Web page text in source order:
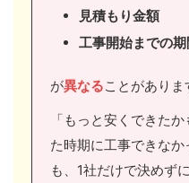
見積もり金額
工事開始までの
が異なることがありま
「もっと安くできた
た時期に工事できな
も、1社だけで決めず